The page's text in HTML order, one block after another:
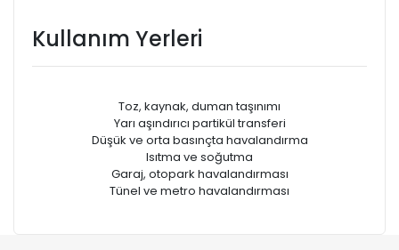
Kullanım Yerleri
Toz, kaynak, duman taşınımı
Yarı aşındırıcı partikül transferi
Düşük ve orta basınçta havalandırma
Isıtma ve soğutma
Garaj, otopark havalandırması
Tünel ve metro havalandırması